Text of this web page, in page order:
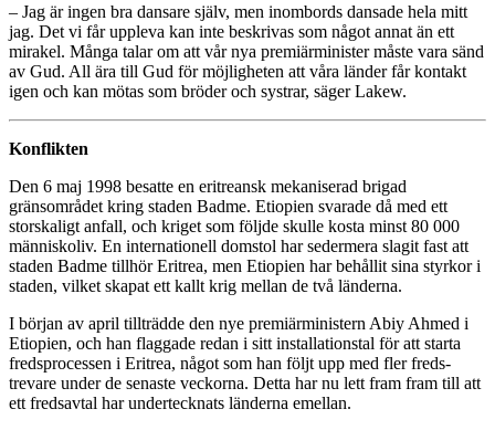
– Jag är ingen bra dansare själv, men inombords dansade hela mitt
jag. Det vi får uppleva kan inte beskrivas som något annat än ett
mirakel. Många talar om att vår nya premiärminister måste vara sänd
av Gud. All ära till Gud för möjligheten att våra länder får kontakt
igen och kan mötas som bröder och systrar, säger Lakew.
Konflikten
Den 6 maj 1998 besatte en eritreansk mekaniserad brigad
gränsområdet kring staden Badme. Etiopien svarade då med ett
storskaligt anfall, och kriget som följde skulle kosta minst 80 000
människoliv. En internationell domstol har sedermera slagit fast att
staden Badme tillhör Eri­trea, men Etiopien har behållit sina styrkor i
staden, vilket skapat ett kallt krig mellan de två länderna.
I början av april tillträdde den nye premiärministern Abiy Ahmed i
Etiopien, och han flaggade redan i sitt installationstal för att starta
freds­processen i Eritrea, något som han följt upp med fler freds­
trevare under de senaste veckorna. Detta har nu lett fram fram till att
ett fredsavtal har under­tecknats länderna emellan.